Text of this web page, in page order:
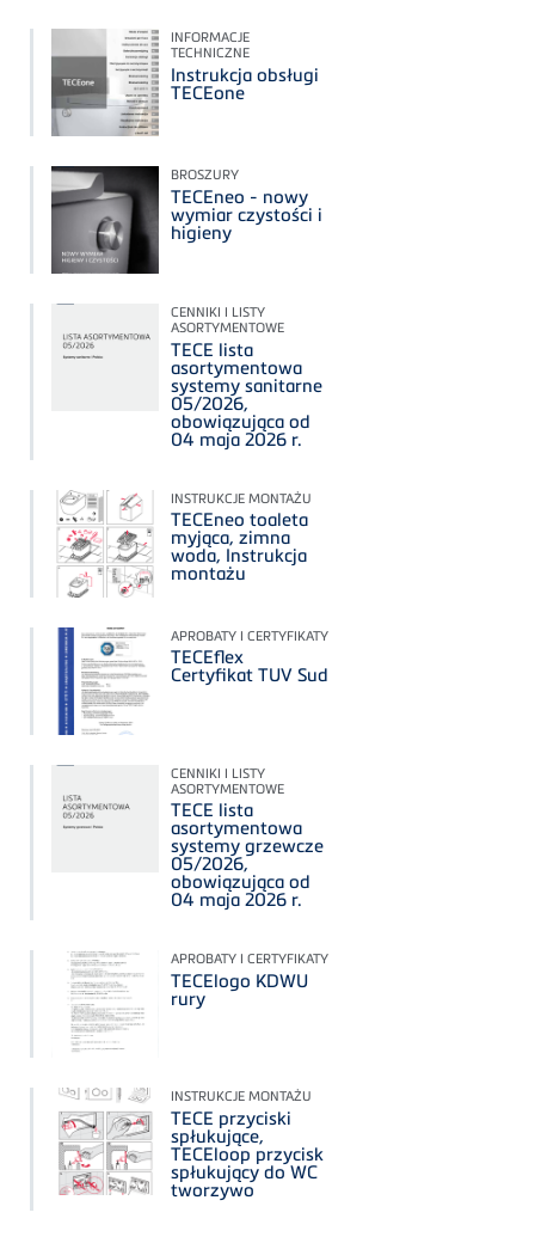
INFORMACJE
TECHNICZNE
Instrukcja obsługi
TECEone
BROSZURY
TECEneo - nowy
wymiar czystości i
higieny
CENNIKI I LISTY
ASORTYMENTOWE
TECE lista
asortymentowa
systemy sanitarne
05/2026,
obowiązująca od
04 maja 2026 r.
INSTRUKCJE MONTAŻU
TECEneo toaleta
myjąca, zimna
woda, Instrukcja
montażu
APROBATY I CERTYFIKATY
TECEflex
Certyfikat TUV Sud
CENNIKI I LISTY
ASORTYMENTOWE
TECE lista
asortymentowa
systemy grzewcze
05/2026,
obowiązująca od
04 maja 2026 r.
APROBATY I CERTYFIKATY
TECElogo KDWU
rury
INSTRUKCJE MONTAŻU
TECE przyciski
spłukujące,
TECEloop przycisk
spłukujący do WC
tworzywo